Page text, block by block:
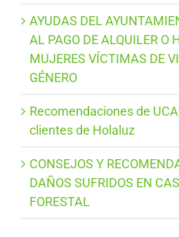
AYUDAS DEL
AL PAGO DE ALQUILER O
MUJERES VÍCTIMAS DE
GÉNERO
Recomendaciones de
clientes de Holaluz
CONSEJOS Y
DAÑOS SUFRIDOS EN
FORESTAL